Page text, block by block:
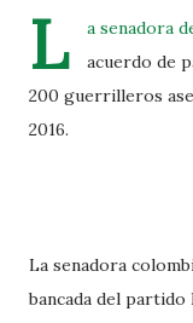
L
a senadora
acuerdo de
200 guerrilleros
2016.
La senadora
bancada del